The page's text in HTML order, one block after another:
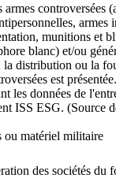
controversées
armes
munitions et
blanc) et/ou
la distribution ou la
est
les données de
ISS ESG. (Source
ou matériel militaire
des sociétés du